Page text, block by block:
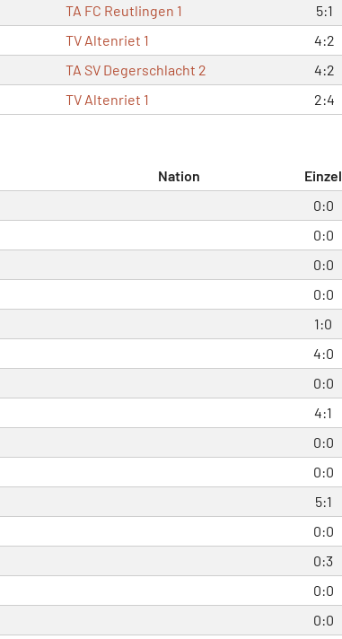
TA FC Reutlingen 1 5:1
TV Altenriet 1 4:2
TA SV Degerschlacht 2 4:2
TV Altenriet 1 2:4
Nation Einzel
0:0
0:0
0:0
0:0
1:0
4:0
0:0
4:1
0:0
0:0
5:1
0:0
0:3
0:0
0:0